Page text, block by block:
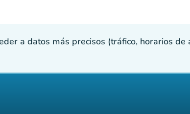
a datos más precisos (tráfico, horarios de